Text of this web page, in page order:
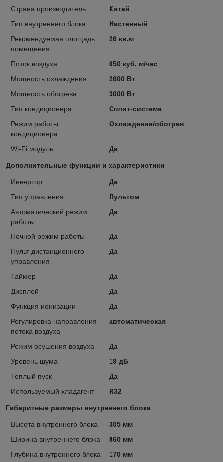
Страна производитель
Китай
Тип внутреннего блока
Настенный
Рекомендуемая площадь
помещения
26 кв.м
Поток воздуха
650 куб. м/час
Мощность охлаждения
2600 Вт
Мощность обогрева
3000 Вт
Тип кондиционера
Сплит-система
Режим работы
кондиционера
Охлаждение/обогрев
Wi-Fi модуль Да
Дополнительные функции и характеристики
Инвертор
Да
Тип управления
Пультом
Автоматический режим
работы
Да
Ночной режим работы
Да
Пульт дистанционного
управления
Да
Таймер
Да
Дисплей
Да
Функция ионизации
Да
Регулировка направления
потока воздуха
автоматическая
Режим осушения воздуха
Да
Уровень шума
19 дБ
Теплый пуск
Да
Используемый хладагент
R32
Габаритные размеры внутреннего блока
Высота внутреннего блока
305 мм
Ширина внутреннего блока
860 мм
Глубина внутреннего блока
170 мм